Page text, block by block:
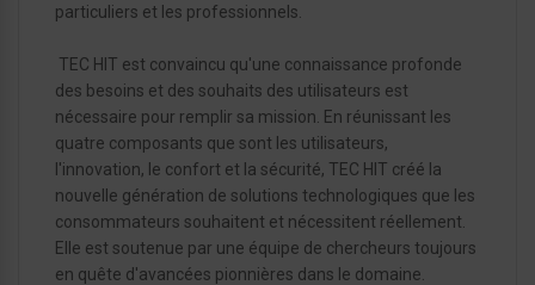
particuliers et les professionnels.
TEC HIT est convaincu qu'une connaissance profonde
des besoins et des souhaits des utilisateurs est
nécessaire pour remplir sa mission. En réunissant les
quatre composants que sont les utilisateurs,
l'innovation, le confort et la sécurité, TEC HIT créé la
nouvelle génération de solutions technologiques que les
consommateurs souhaitent et nécessitent réellement.
Elle est soutenue par une équipe de chercheurs toujours
en quête d'avancées pionnières dans le domaine.